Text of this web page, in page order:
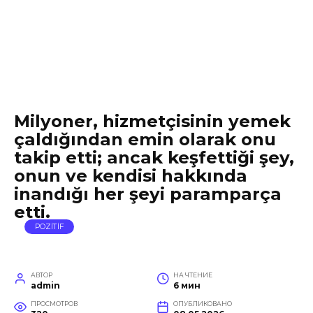
Milyoner, hizmetçisinin yemek
çaldığından emin olarak onu
takip etti; ancak keşfettiği şey,
onun ve kendisi hakkında
inandığı her şeyi paramparça
etti.
POZİTİF
АВТОР
admin
НА ЧТЕНИЕ
6 мин
ПРОСМОТРОВ ОПУБЛИКОВАНО